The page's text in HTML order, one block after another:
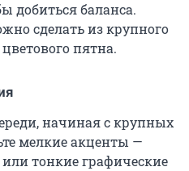
добиться баланса.
сделать из крупного
пятна.
начиная с крупных
мелкие акценты —
тонкие графические